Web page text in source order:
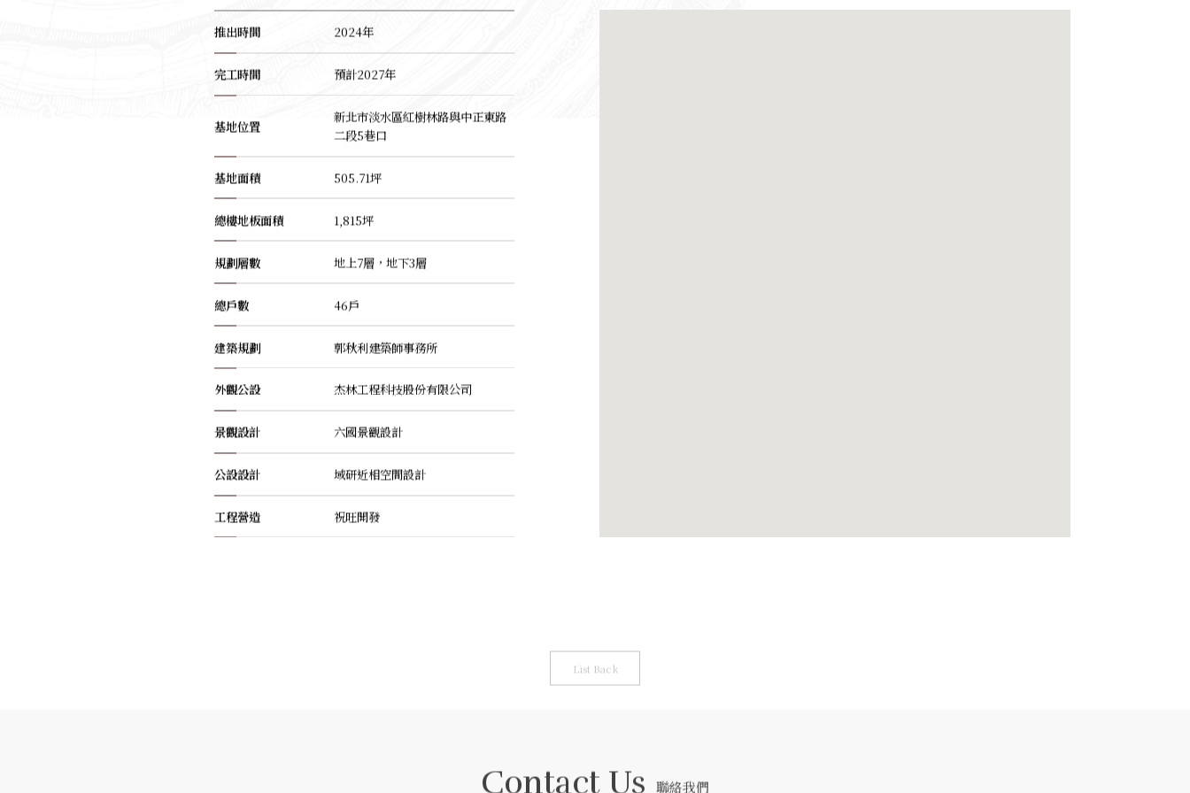
推出時間 2024年
完工時間 預計2027年
基地位置
新北市淡水區紅樹林路與中正東路
二段5巷口
基地面積 505.71坪
總樓地板面積 1,815坪
規劃層數 地上7層，地下3層
總戶數 46戶
建築規劃 郭秋利建築師事務所
外觀公設 杰林工程科技股份有限公司
景觀設計 六國景觀設計
公設設計 域研近相空間設計
工程營造 祝旺開發
List Back